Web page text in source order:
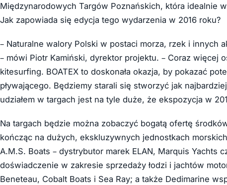
Międzynarodowych Targów Poznańskich, która idealnie
Jak zapowiada się edycja tego wydarzenia w 2016 roku?
– Naturalne walory Polski w postaci morza, rzek i
– mówi Piotr Kamiński, dyrektor projektu. – Coraz
kitesurfing. BOATEX to doskonała okazja, by pokazać
pływającego. Będziemy starali się stworzyć jak
udziałem w targach jest na tyle duże, że ekspozycja w
Na targach będzie można zobaczyć bogatą ofertę
kończąc na dużych, ekskluzywnych jednostkach
A.M.S. Boats – dystrybutor marek ELAN, Marquis Yachts
doświadczenie w zakresie sprzedaży łodzi i jachtów
Beneteau, Cobalt Boats i Sea Ray; a także Dedimarine